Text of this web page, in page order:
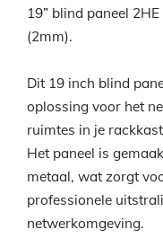
19” blind paneel
(2mm).
Dit 19 inch blind
oplossing voor het
ruimtes in je
Het paneel is
metaal, wat zorgt
professionele
netwerkomgeving.